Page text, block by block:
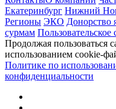
Екатеринбург Нижний
Регионы ЭКО Донорство
сурмам Пользовательское
Продолжая пользоваться
использованием cookie-
Политике по
конфиденциальности